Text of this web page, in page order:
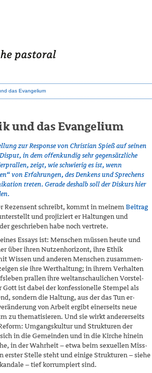
das Evangelium
und das Evangelium
zur Response von Christian Spieß auf seinen
in dem offenkundig sehr gegensätzliche
zeigt, wie schwierig es ist, wenn
von Erfahrungen, des Denkens und Sprechens
treten. Gerade deshalb soll der Diskurs hier
Rezensent schreibt, kommt in meinem Beitrag
und projiziert er Hal­tungen und
geschrieben habe noch vertrete.
Essays ist: Menschen müssen heute und
über ihren Nutzenhorizont, ihre Ethik
Wissen und anderen Menschen zusammen­
sie ihre Werthaltung; in ihrem Verhalten
prallen ihre weltanschaulichen Vorstel­
Gott ist dabei der konfessionelle Stempel als
sondern die Haltung, aus der das Tun er­
von Arbeit ergibt einerseits neue
zu thematisieren. Und sie wirkt andererseits
Umgangskultur und Strukturen der
in die Gemeinden und in die Kirche hinein
in der Wahrheit – etwa beim sexuellen Miss­
erster Stelle steht und einige Strukturen – siehe
– tief korrumpiert sind.